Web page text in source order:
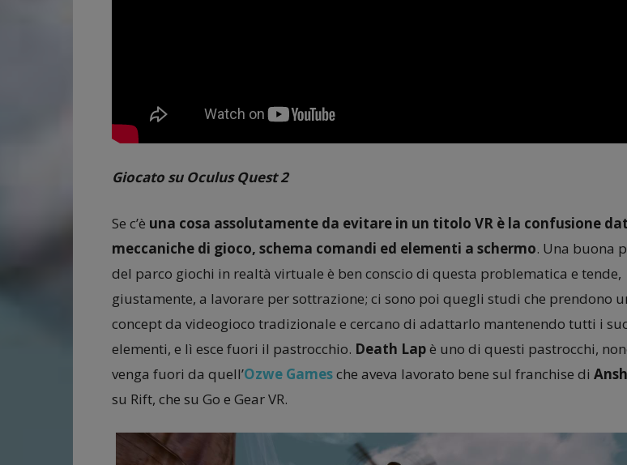
Giocato su Oculus Quest 2
Se c’è una cosa assolutamente da evitare in un titolo VR è la confusione
meccaniche di gioco, schema comandi ed elementi a schermo. Una buona
del parco giochi in realtà virtuale è ben conscio di questa problematica e tende,
giustamente, a lavorare per sottrazione; ci sono poi quegli studi che prendono
concept da videogioco tradizionale e cercano di adattarlo mantenendo tutti i
elementi, e lì esce fuori il pastrocchio. Death Lapè uno di questi pastrocchi,
venga fuori da quell’Ozwe Gamesche aveva lavorato bene sul franchise di
su Rift, che su Go e Gear VR.